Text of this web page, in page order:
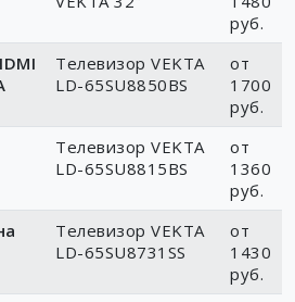
руб.
Телевизор VEKTA
LD-65SU8850BS
от
1700
руб.
Телевизор VEKTA
LD-65SU8815BS
от
1360
руб.
Телевизор VEKTA
LD-65SU8731SS
от
1430
руб.